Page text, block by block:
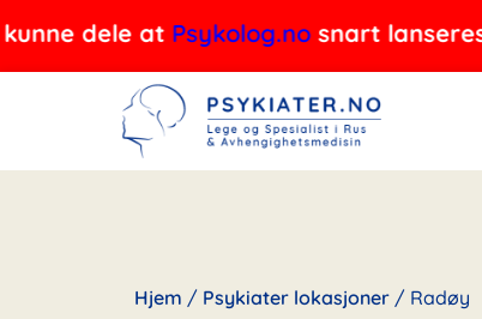
Hopp
dele atPsykolog.nosnart lanseres!
Hjem / Psykiater lokasjoner / Radøy